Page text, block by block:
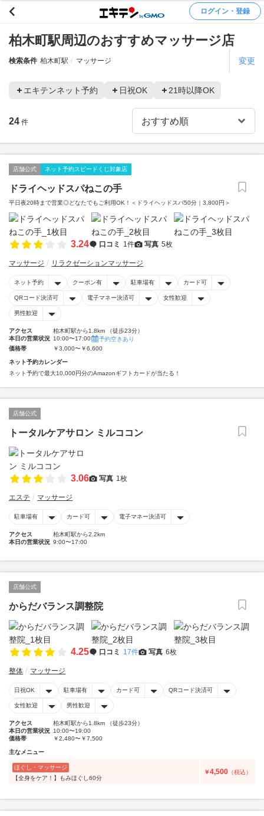
ログイン・登録
柏木町駅周辺のおすすめマッサージ店
検索条件 柏木町駅 マッサージ 変更
エキテンネット予約 日祝OK 21時以降OK
24 件
店舗公式 ネット予約スピードくじ対象店
ドライヘッドスパねこの手
平日夜20時まで営業◎どなたでもご利用OK！＜ドライヘッドスパ50分｜3,800円＞
3.24 口コミ 1件 写真 5枚
マッサージ リラクゼーションマッサージ
ネット予約 クーポン有 駐車場有 カード可
QRコード決済可 電子マネー決済可 女性歓迎
男性歓迎
アクセス
柏木町駅から1.8km （徒歩23分）
本日の営業状況 10:00〜17:00
予約空きあり
価格帯
￥3,000〜￥6,600
ネット予約カレンダー
ネット予約で最大10,000円分のAmazonギフトカードが当たる！
店舗公式
トータルケアサロン ミルココン
3.06 写真 1枚
エステ マッサージ
駐車場有 カード可 電子マネー決済可
アクセス
柏木町駅から2.2km
本日の営業状況 9:00〜17:00
店舗公式
からだバランス調整院
4.25 口コミ 17件 写真 6枚
整体 マッサージ
日祝OK 駐車場有 カード可 QRコード決済可
女性歓迎 男性歓迎
アクセス
柏木町駅から1.8km （徒歩23分）
本日の営業状況 10:00〜19:00
価格帯
￥2,480〜￥7,500
主なメニュー
ほぐし・マッサージ
【全身をケア！】もみほぐし60分
￥4,500 （税込）